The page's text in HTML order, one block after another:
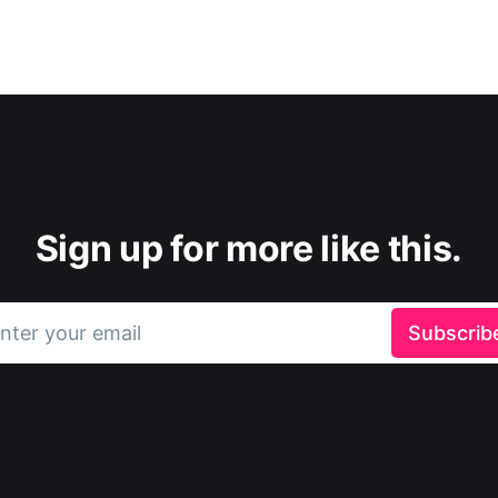
Sign up for more like this.
your email